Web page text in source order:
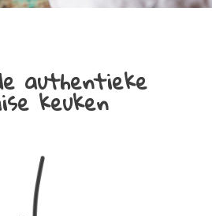
authentieke
keuken